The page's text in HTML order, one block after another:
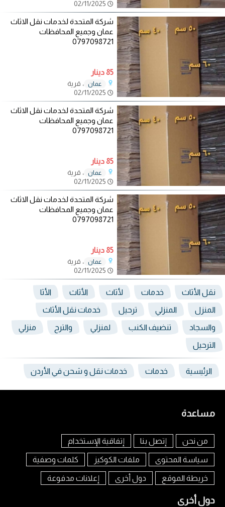
شركة المتحدة لخدمات نقل الاثاث
عمان وجميع المحافظات
0797098721
85 دينار
عمان ، قرية
شركة المتحدة لخدمات نقل الاثاث
عمان وجميع المحافظات
0797098721
85 دينار
عمان ، قرية
شركة المتحدة لخدمات نقل الاثاث
عمان وجميع المحافظات
0797098721
85 دينار
عمان ، قرية
نقل الأثاث خدمات لأثاث الأثاث الأثا
المنزل المنزلي ترحيل خدمات نقل الأثاث
والسجاد تنضيف الكنب لمنزلي والترح منزلي
الترحيل
الرئيسية خدمات خدمات نقل و شحن في الأردن
مساعدة
من نحن إتصل بنا إتفاقية الإستخدام
سياسة المحتوى ملفات الكوكيز كلمات وصفية
خريطة الموقع دول أخرى إعلانات مدفوعة
دول أخرى